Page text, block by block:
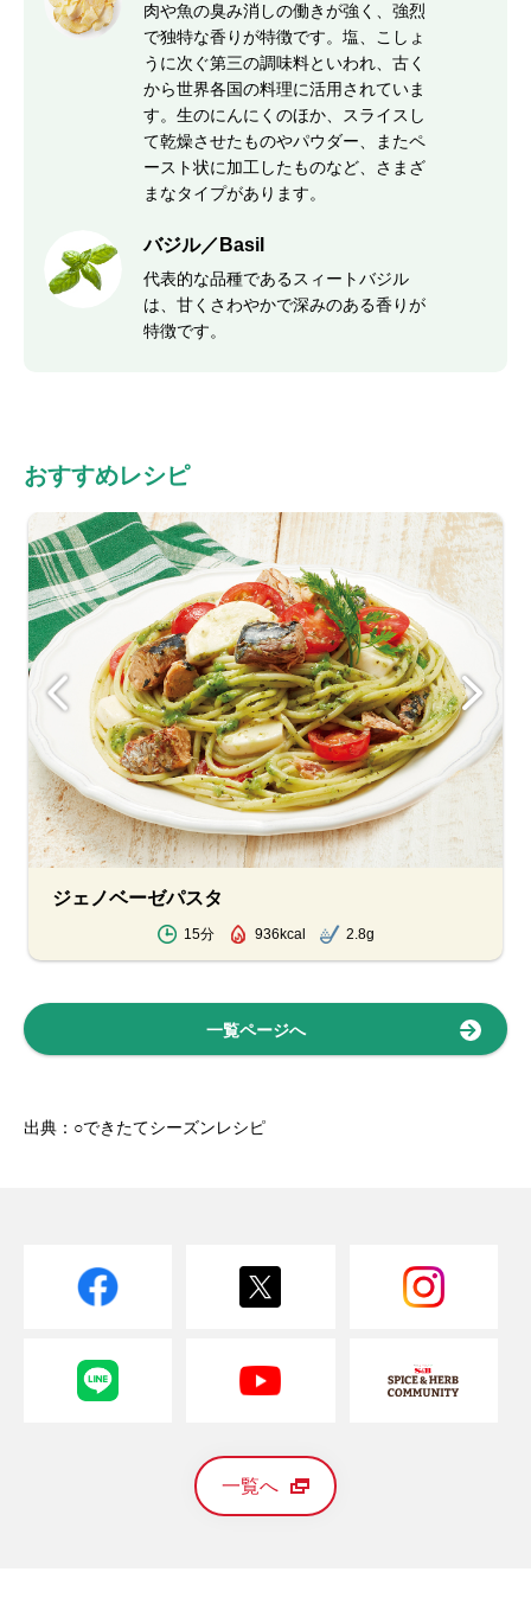
肉や魚の臭み消しの働きが強く、強烈
で独特な香りが特徴です。塩、こしょ
うに次ぐ第三の調味料といわれ、古く
から世界各国の料理に活用されていま
す。生のにんにくのほか、スライスし
て乾燥させたものやパウダー、またペ
ースト状に加工したものなど、さまざ
まなタイプがあります。
バジル／Basil
代表的な品種であるスィートバジル
は、甘くさわやかで深みのある香りが
特徴です。
おすすめレシピ
ジェノベーゼパスタ
15分 936kcal 2.8g
一覧ページへ
出典：○できたてシーズンレシピ
一覧へ